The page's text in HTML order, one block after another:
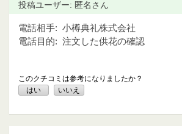
投稿ユーザー: 匿名さん
電話相手: 小樽典礼株式会社
電話目的: 注文した供花の確認
このクチコミは参考になりましたか？
はい
いいえ